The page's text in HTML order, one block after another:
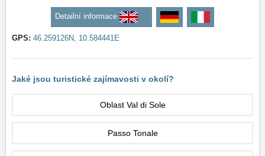
Detailní informace
GPS: 46.259126N, 10.584441E
Jaké jsou turistické zajímavosti v okolí?
Oblast Val di Sole
Passo Tonale